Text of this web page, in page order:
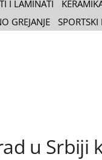
I LAMINATI
GREJANJE
u Srbiji